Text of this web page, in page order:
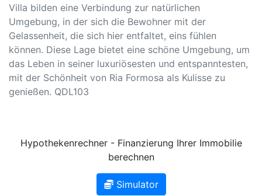
Villa bilden eine Verbindung zur natürlichen
Umgebung, in der sich die Bewohner mit der
Gelassenheit, die sich hier entfaltet, eins fühlen
können. Diese Lage bietet eine schöne Umgebung, um
das Leben in seiner luxuriösesten und entspanntesten,
mit der Schönheit von Ria Formosa als Kulisse zu
genießen. QDL103
Hypothekenrechner - Finanzierung Ihrer Immobilie
berechnen
Simulator